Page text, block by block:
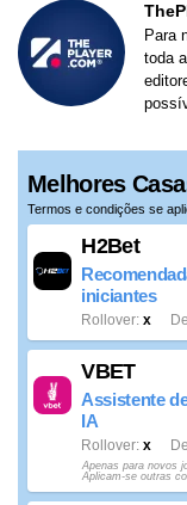
Para
toda
Melhores
Termos e condições se
H2Bet
iniciantes
x
Rollover
VBET
Assistente
IA
x
Rollover
Apenas para novos
Aplicam-se outras